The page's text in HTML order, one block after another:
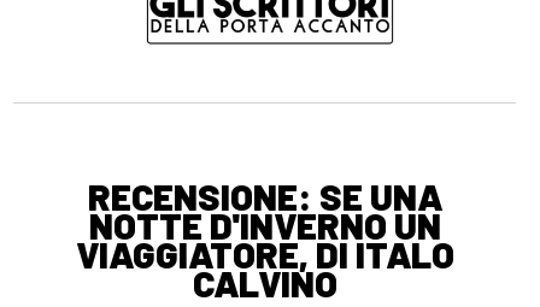
RECENSIONE: SE UNA
NOTTE D'INVERNO UN
VIAGGIATORE, DI ITALO
CALVINO